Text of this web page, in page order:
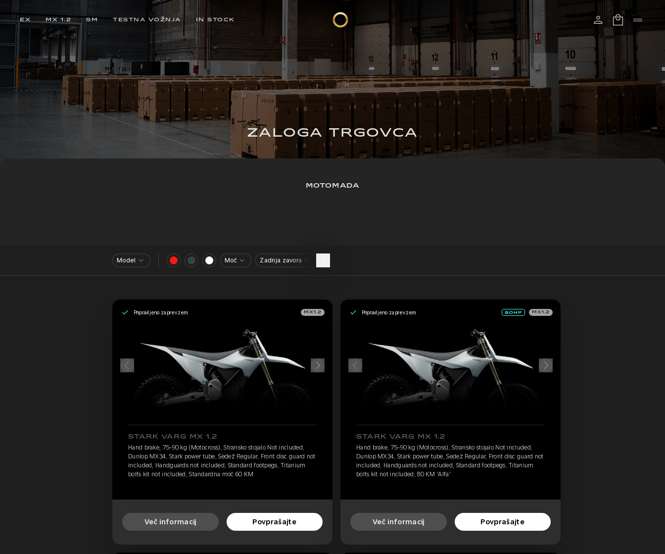
EX MX 1.2 SM TESTNA VOŽNJA IN STOCK
ZALOGA TRGOVCA
MOTOMADA
Model Moč Zadnja zavora
Pripravljeno za prevzem MX1.2
STARK VARG MX 1.2
Hand brake, 75-90 kg (Motocross), Stransko stojalo Not included,
Dunlop MX34, Stark power tube, Sedež Regular, Front disc guard not
included, Handguards not included, Standard footpegs, Titanium
bolts kit not included, Standardna moč 60 KM
Več informacij Povprašajte
Pripravljeno za prevzem MX1.2
STARK VARG MX 1.2
Hand brake, 75-90 kg (Motocross), Stransko stojalo Not included,
Dunlop MX34, Stark power tube, Sedež Regular, Front disc guard not
included, Handguards not included, Standard footpegs, Titanium
bolts kit not included, 80 KM 'Alfa'
Več informacij Povprašajte